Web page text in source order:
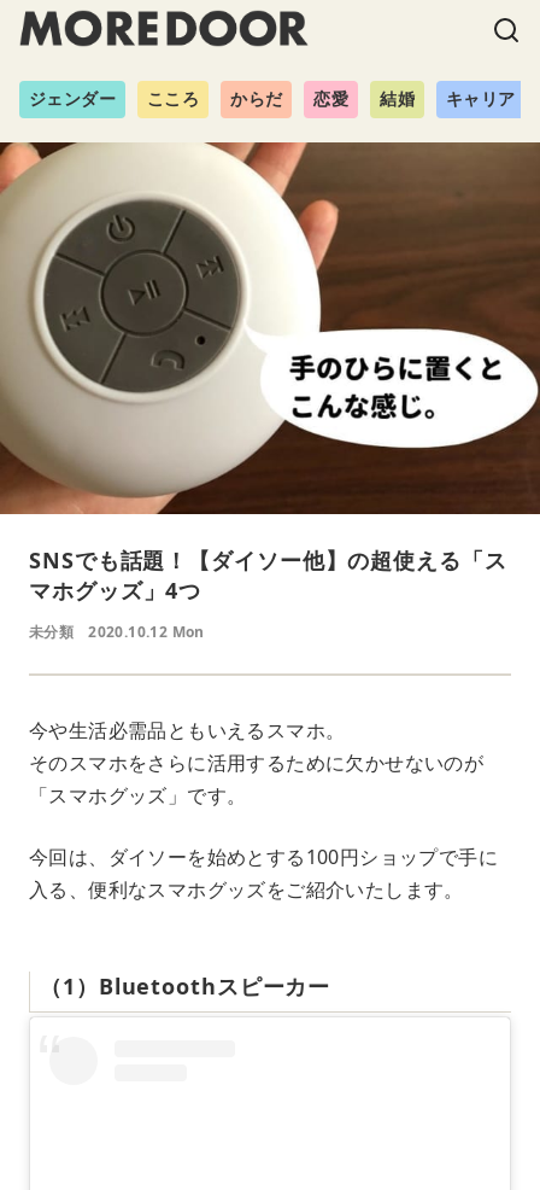
ジェンダー こころ からだ 恋愛 結婚 キャリア
SNSでも話題！【ダイソー他】の超使える「ス
マホグッズ」4つ
未分類 2020.10.12 Mon
今や生活必需品ともいえるスマホ。
そのスマホをさらに活用するために欠かせないのが
「スマホグッズ」です。
今回は、ダイソーを始めとする100円ショップで手に
入る、便利なスマホグッズをご紹介いたします。
（1）Bluetoothスピーカー